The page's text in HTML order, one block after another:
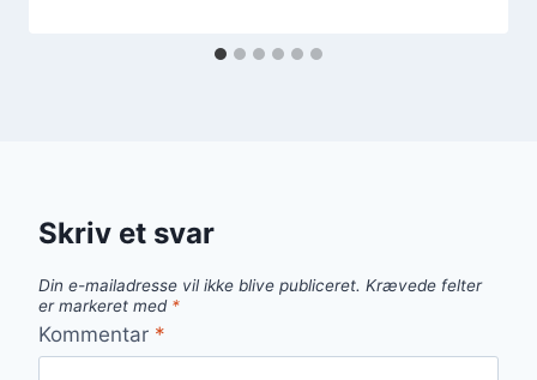
Skriv et svar
Din e-mailadresse vil ikke blive publiceret. Krævede felter
er markeret med *
Kommentar *